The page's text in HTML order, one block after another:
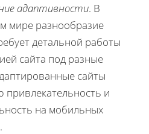
адаптивности. В
мире разнообразие
детальной работы
сайта под разные
сайты
привлекательность и
на мобильных